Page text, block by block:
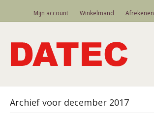
Mijn account Winkelmand Afrekenen
Archief voor december 2017